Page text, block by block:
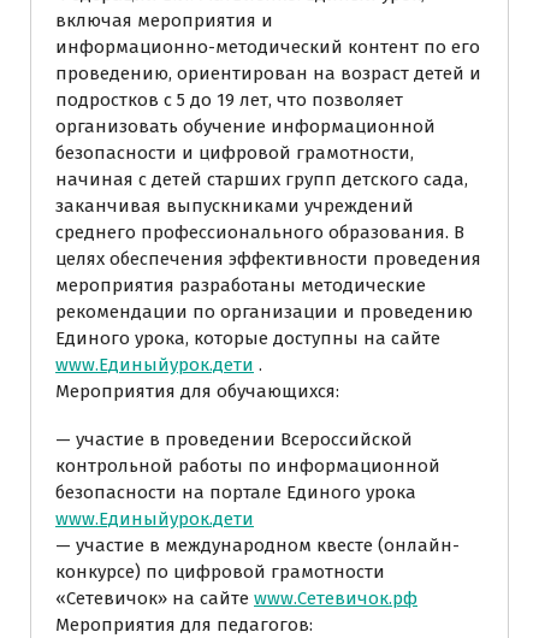
включая мероприятия и
информационно-методический контент по его
проведению, ориентирован на возраст детей и
подростков с 5 до 19 лет, что позволяет
организовать обучение информационной
безопасности и цифровой грамотности,
начиная с детей старших групп детского сада,
заканчивая выпускниками учреждений
среднего профессионального образования. В
целях обеспечения эффективности проведения
мероприятия разработаны методические
рекомендации по организации и проведению
Единого урока, которые доступны на сайте
www.Единыйурок.дети .
Мероприятия для обучающихся:
— участие в проведении Всероссийской
контрольной работы по информационной
безопасности на портале Единого урока
www.Единыйурок.дети
— участие в международном квесте (онлайн-
конкурсе) по цифровой грамотности
«Сетевичок» на сайте www.Сетевичок.рф
Мероприятия для педагогов: